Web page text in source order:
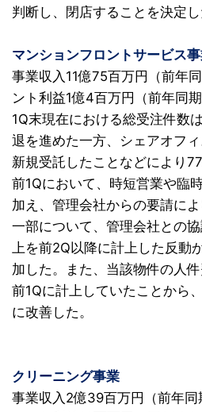
判断し、閉店することを決定し
マンションフロントサービス
事業収入11億75百万円（前年
ント利益1億4百万円（前年同
1Q末現在における総受注件数
退を進めた一方、シェアオフ
新規受託したことなどにより
前1Qにおいて、時短営業や臨
加え、管理会社からの要請に
一部について、管理会社との
上を前2Q以降に計上した反動
加した。また、当該物件の人
前1Qに計上していたことから
に改善した。
クリーニング事業
事業収入2億39百万円（前年